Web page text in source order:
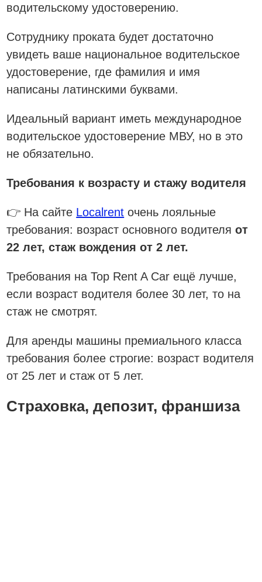
водительскому удостоверению.
Сотруднику проката будет достаточно
увидеть ваше национальное водительское
удостоверение, где фамилия и имя
написаны латинскими буквами.
Идеальный вариант иметь международное
водительское удостоверение МВУ, но в это
не обязательно.
Требования к возрасту и стажу водителя
👉 На сайте Localrent очень лояльные
требования: возраст основного водителяот
22 лет, стаж вождения от 2 лет.
Требования на Top Rent A Car ещё лучше,
если возраст водителя более 30 лет, то на
стаж не смотрят.
Для аренды машины премиального класса
требования более строгие: возраст водителя
от 25 лет и стаж от 5 лет.
Страховка, депозит, франшиза